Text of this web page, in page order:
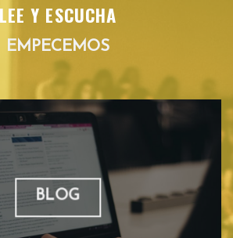
LEE Y ESCUCHA
EMPECEMOS
BLOG